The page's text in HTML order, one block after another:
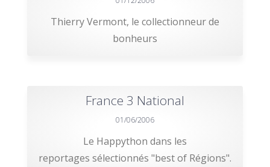
Thierry Vermont, le collectionneur de
bonheurs
France 3 National
01/06/2006
Le Happython dans les
reportages sélectionnés "best of Régions".